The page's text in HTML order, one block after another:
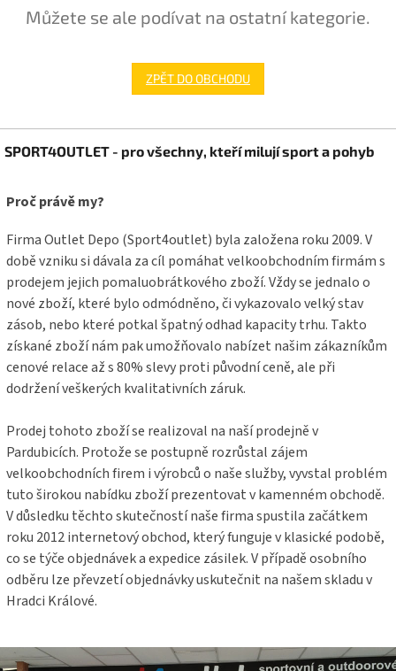
Můžete se ale podívat na ostatní kategorie.
ZPĚT DO OBCHODU
á
a
SPORT4OUTLET - pro všechny, kteří milují sport a pohyb
Proč právě my?
Firma Outlet Depo (Sport4outlet) byla založena roku 2009. V
době vzniku si dávala za cíl pomáhat velkoobchodním firmám s
prodejem jejich pomaluobrátkového zboží. Vždy se jednalo o
nové zboží, které bylo odmódněno, či vykazovalo velký stav
zásob, nebo které potkal špatný odhad kapacity trhu. Takto
získané zboží nám pak umožňovalo nabízet našim zákazníkům
cenové relace až s 80% slevy proti původní ceně, ale při
dodržení veškerých kvalitativních záruk.
Prodej tohoto zboží se realizoval na naší prodejně v
Pardubicích. Protože se postupně rozrůstal zájem
velkoobchodních firem i výrobců o naše služby, vyvstal problém
tuto širokou nabídku zboží prezentovat v kamenném obchodě.
V důsledku těchto skutečností naše firma spustila začátkem
roku 2012 internetový obchod, který funguje v klasické podobě,
co se týče objednávek a expedice zásilek. V případě osobního
odběru lze převzetí objednávky uskutečnit na našem skladu v
Hradci Králové.